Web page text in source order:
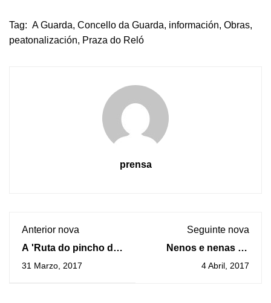
Tag: A Guarda, Concello da Guarda, información, Obras,
peatonalización, Praza do Reló
prensa
Anterior nova
A 'Ruta do pincho da
lamprea do Miño'
31 Marzo, 2017
Seguinte nova
Nenos e nenas da
Escola Infantil
4 Abril, 2017